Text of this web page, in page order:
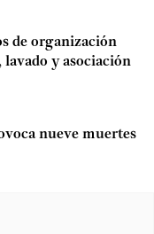
de organización
y asociación
nueve muertes